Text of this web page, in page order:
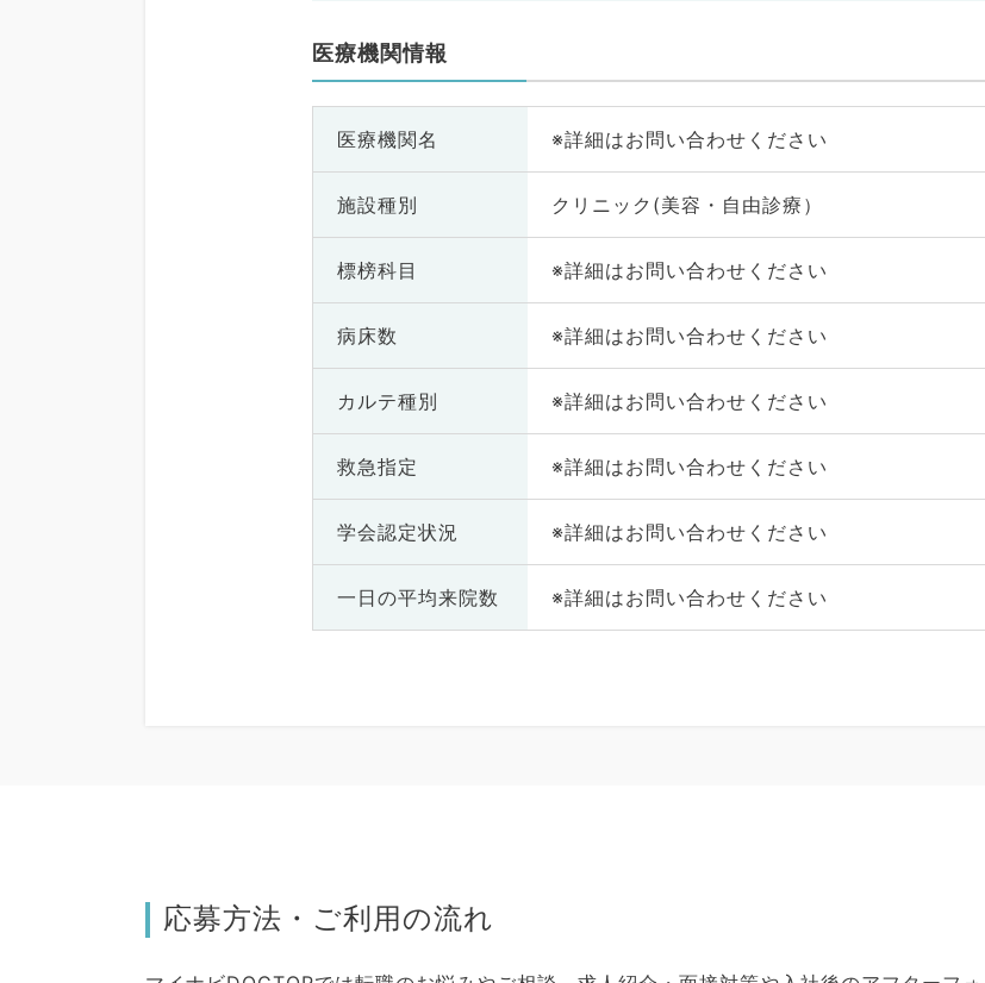
医療機関情報
医療機関名 ※詳細はお問い合わせください
施設種別 クリニック(美容・自由診療）
標榜科目 ※詳細はお問い合わせください
病床数 ※詳細はお問い合わせください
カルテ種別 ※詳細はお問い合わせください
救急指定 ※詳細はお問い合わせください
学会認定状況 ※詳細はお問い合わせください
一日の平均来院数 ※詳細はお問い合わせください
応募方法・ご利用の流れ